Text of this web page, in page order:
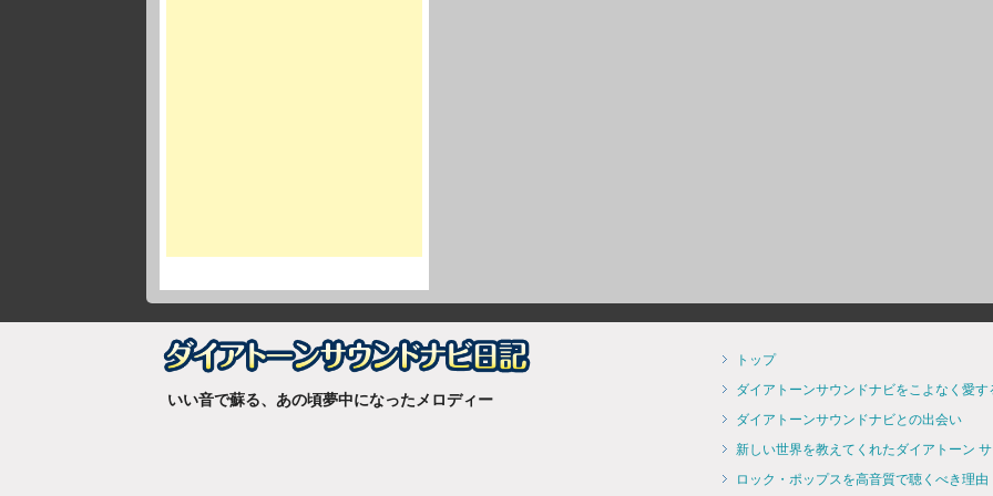
いい音で蘇る、あの頃夢中になったメロディー
トップ
ダイアトーンサウンドナビをこよなく愛す
ダイアトーンサウンドナビとの出会い
新しい世界を教えてくれたダイアトーン
ロック・ポップスを高音質で聴くべき理由